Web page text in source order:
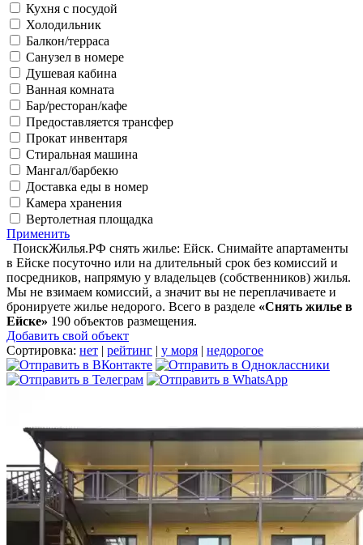
Кухня с посудой
Холодильник
Балкон/терраса
Санузел в номере
Душевая кабина
Ванная комната
Бар/ресторан/кафе
Предоставляется трансфер
Прокат инвентаря
Стиральная машина
Мангал/барбекю
Доставка еды в номер
Камера хранения
Вертолетная площадка
Применить
ПоискЖилья.РФ снять жилье: Ейск. Снимайте апартаменты
в Ейске посуточно или на длительный срок без комиссий и
посредников, напрямую у владельцев (собственников) жилья.
Мы не взимаем комиссий, а значит вы не переплачиваете и
бронируете жилье недорого. Всего в разделе «Снять жилье в
Ейске» 190 объектов размещения.
Добавить свой объект
Сортировка: нет | рейтинг | у моря | недорогое